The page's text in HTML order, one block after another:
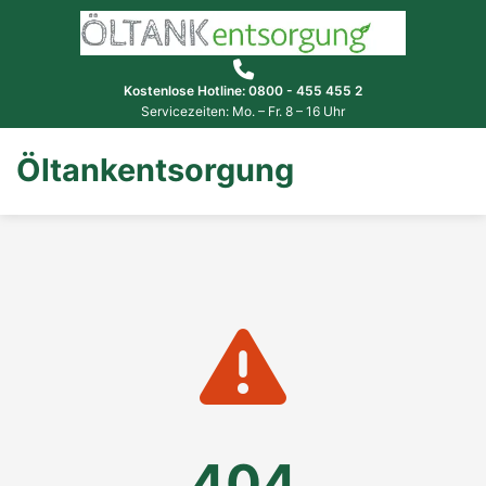
Kostenlose Hotline: 0800 - 455 455 2
Servicezeiten: Mo. – Fr. 8 – 16 Uhr
Öltankentsorgung